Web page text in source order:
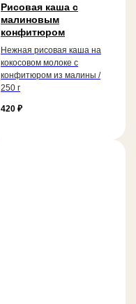
Рисовая каша с
малиновым
конфитюром
Нежная рисовая каша на
кокосовом молоке с
конфитюром из малины /
250 г
420 ₽